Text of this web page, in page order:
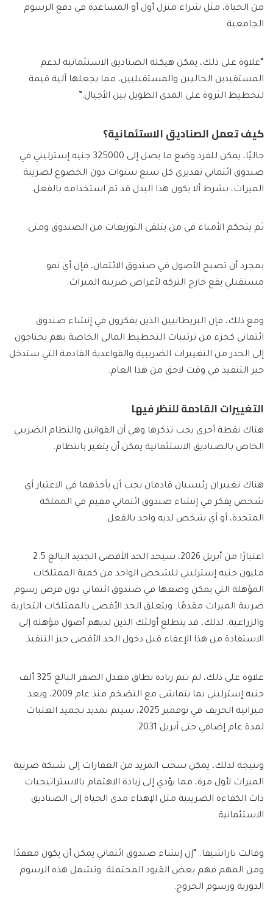
من الحياة، مثل شراء منزل أول أو المساعدة في دفع الرسوم
الجامعية.
“علاوة على ذلك، يمكن هيكلة الصناديق الاستئمانية لدعم
المستفيدين الحاليين والمستقبليين، مما يجعلها آلية قيمة
لتخطيط الثروة على المدى الطويل بين الأجيال.”
كيف تعمل الصناديق الاستئمانية؟
حاليًا، يمكن للفرد وضع ما يصل إلى 325000 جنيه إسترليني في
صندوق ائتماني تقديري كل سبع سنوات دون الخضوع لضريبة
الميراث، بشرط ألا يكون هذا البدل قد تم استخدامه بالفعل.
ثم يتحكم الأمناء في من يتلقى التوزيعات من الصندوق ومتى.
بمجرد أن تصبح الأصول في صندوق الائتمان، فإن أي نمو
مستقبلي يقع خارج التركة لأغراض ضريبة الميراث.
ومع ذلك، فإن البريطانيين الذين يفكرون في إنشاء صندوق
ائتماني كجزء من ترتيبات التخطيط المالي الخاصة بهم يحتاجون
إلى الحذر من التغييرات الضريبية والقواعدية القادمة التي ستدخل
حيز التنفيذ في وقت لاحق من هذا العام.
التغييرات القادمة للنظر فيها
هناك نقطة أخرى يجب تذكرها وهي أن القوانين والنظام الضريبي
الخاص بالصناديق الاستئمانية يمكن أن يتغير بانتظام.
هناك تغييران رئيسيان قادمان يجب أن يأخذهما في الاعتبار أي
شخص يفكر في إنشاء صندوق ائتماني مقيم في المملكة
المتحدة، أو أي شخص لديه واحد بالفعل.
اعتبارًا من أبريل 2026، سيحد الحد الأقصى الجديد البالغ 2.5
مليون جنيه إسترليني للشخص الواحد من كمية الممتلكات
المؤهلة التي يمكن وضعها في صندوق ائتماني دون فرض رسوم
ضريبة الميراث مقدمًا. ويتعلق الحد الأقصى بالممتلكات التجارية
والزراعية. لذلك، قد يتطلع أولئك الذين لديهم أصول مؤهلة إلى
الاستفادة من هذا الإعفاء قبل دخول الحد الأقصى حيز التنفيذ.
علاوة على ذلك، لم تتم زيادة نطاق معدل الصفر البالغ 325 ألف
جنيه إسترليني بما يتماشى مع التضخم منذ عام 2009، وبعد
ميزانية الخريف في نوفمبر 2025، سيتم تمديد تجميد العتبات
لمدة عام إضافي حتى أبريل 2031.
ونتيجة لذلك، يمكن سحب المزيد من العقارات إلى شبكة ضريبة
الميراث لأول مرة، مما يؤدي إلى زيادة الاهتمام بالاستراتيجيات
ذات الكفاءة الضريبية مثل الإهداء مدى الحياة إلى الصناديق
الاستئمانية.
وقالت تاراشيفا: “إن إنشاء صندوق ائتماني يمكن أن يكون معقدًا
ومن المهم فهم بعض القيود المحتملة. وتشمل هذه الرسوم
الدورية ورسوم الخروج.